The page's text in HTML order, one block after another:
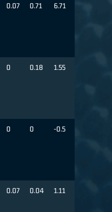
0.07 0.71 6.71
0 0.18 1.55
0 0 -0.5
0.07 0.04 1.11